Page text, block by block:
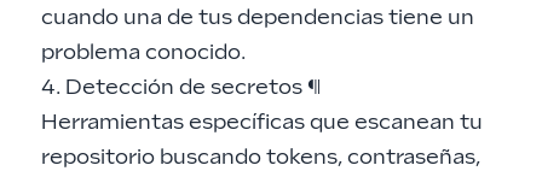
cuando una de tus dependencias tiene un
problema conocido.
4. Detección de secretos ¶
Herramientas específicas que escanean tu
repositorio buscando tokens, contraseñas,